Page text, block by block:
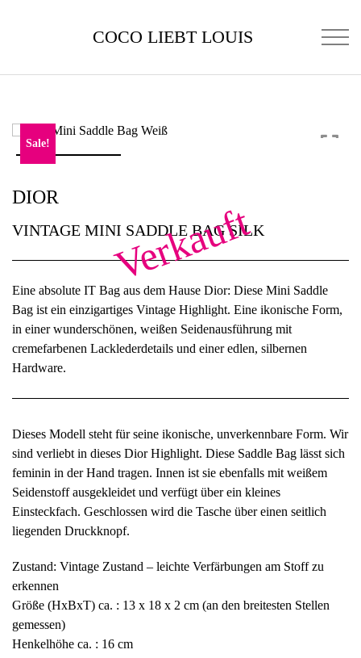
COCO LIEBT LOUIS
Sale!
Verkauft
DIOR
VINTAGE MINI SADDLE BAG SILK
Eine absolute IT Bag aus dem Hause Dior: Diese Mini Saddle
Bag ist ein einzigartiges Vintage Highlight. Eine ikonische Form,
in einer wunderschönen, weißen Seidenausführung mit
cremefarbenen Lacklederdetails und einer edlen, silbernen
Hardware.
Dieses Modell steht für seine ikonische, unverkennbare Form. Wir
sind verliebt in dieses Dior Highlight. Diese Saddle Bag lässt sich
feminin in der Hand tragen. Innen ist sie ebenfalls mit weißem
Seidenstoff ausgekleidet und verfügt über ein kleines
Einsteckfach. Geschlossen wird die Tasche über einen seitlich
liegenden Druckknopf.
Zustand: Vintage Zustand – leichte Verfärbungen am Stoff zu
erkennen
Größe (HxBxT) ca. : 13 x 18 x 2 cm (an den breitesten Stellen
gemessen)
Henkelhöhe ca. : 16 cm